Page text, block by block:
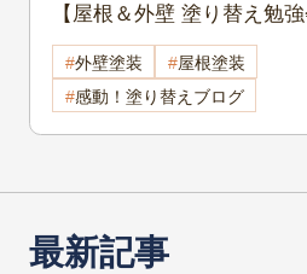
最新記事
【屋根＆外壁 塗り替え勉
予約なしでもOK！】安心・
するには？岡谷市・茅野市
✨
外壁塗装
屋根塗装
感動！塗り替えブログ